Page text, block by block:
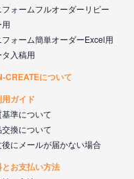
フォームフルオーダーリピー
フォーム簡単オーダーExcel用
入稿用
CREATEについて
用ガイド
準について
換について
後にメールが届かない場合
お支払い方法